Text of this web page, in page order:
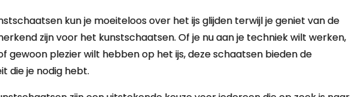
kun je moeiteloos over het ijs glijden terwijl je geniet van de
zijn voor het kunstschaatsen. Of je nu aan je techniek wilt werken,
gewoon plezier wilt hebben op het ijs, deze schaatsen bieden de
die je nodig hebt.